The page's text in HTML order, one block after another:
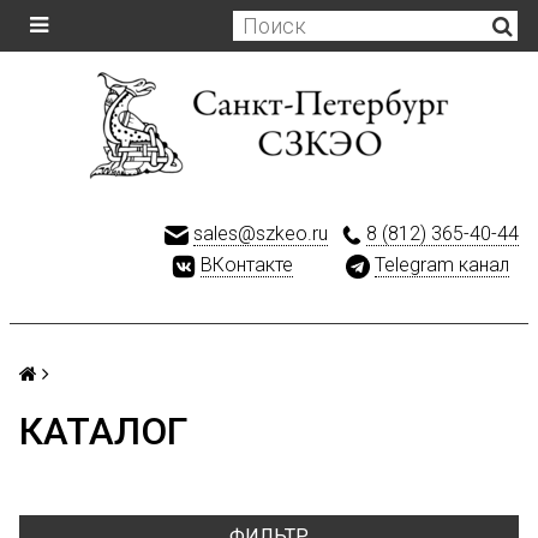
sales@szkeo.ru
8 (812) 365-40-44
ВКонтакте
Telegram канал
КАТАЛОГ